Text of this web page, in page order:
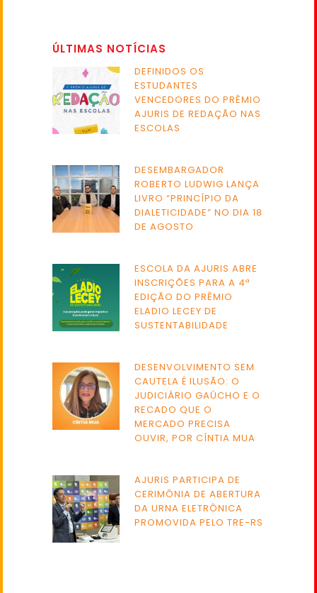
ÚLTIMAS NOTÍCIAS
DEFINIDOS OS
ESTUDANTES
VENCEDORES DO PRÊMIO
AJURIS DE REDAÇÃO NAS
ESCOLAS
DESEMBARGADOR
ROBERTO LUDWIG LANÇA
LIVRO “PRINCÍPIO DA
DIALETICIDADE” NO DIA 18
DE AGOSTO
ESCOLA DA AJURIS ABRE
INSCRIÇÕES PARA A 4ª
EDIÇÃO DO PRÊMIO
ELADIO LECEY DE
SUSTENTABILIDADE
DESENVOLVIMENTO SEM
CAUTELA É ILUSÃO: O
JUDICIÁRIO GAÚCHO E O
RECADO QUE O
MERCADO PRECISA
OUVIR, POR CÍNTIA MUA
AJURIS PARTICIPA DE
CERIMÔNIA DE ABERTURA
DA URNA ELETRÔNICA
PROMOVIDA PELO TRE-RS